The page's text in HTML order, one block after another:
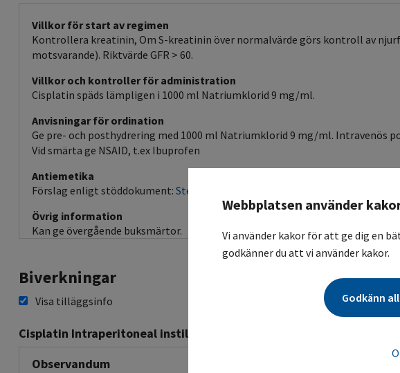
Villkor för start av regimen
Kontrollera kreatinin, Om S-kreatinin över normalvärde görs kontroll av
motsvarande). Riktvärde GFR > 60.
Villkor och kontroller för administration
Cisplatin späds lämpligen i 1000 ml Natriumklorid 9 mg/ml.
Anvisningar för ordination
Ge pre- och posthydrering med 1000 ml Natriumklorid 9 mg/ml. Intravenös
Vid smärta ge NSAID, t.ex Ibuprofen
Antiemetika
Förslag enligt stöddokument: Steg 1
Övrig information
Kan ge övergående buksmärtor.
Biverkningar
Visa tilläggsinfo
Cisplatin Intraperitoneal instillation
Observandum
Webbplatsen använder
Vi använder kakor för att ge dig en
godkänner du att vi använder kakor.
Godkänn